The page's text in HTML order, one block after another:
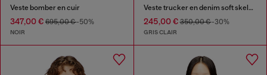
Veste bomber en cuir
347,00 € 695,00 €-50%
NOIR
Veste trucker en denim soft skeleton
245,00 €350,00 €-30%
GRIS CLAIR